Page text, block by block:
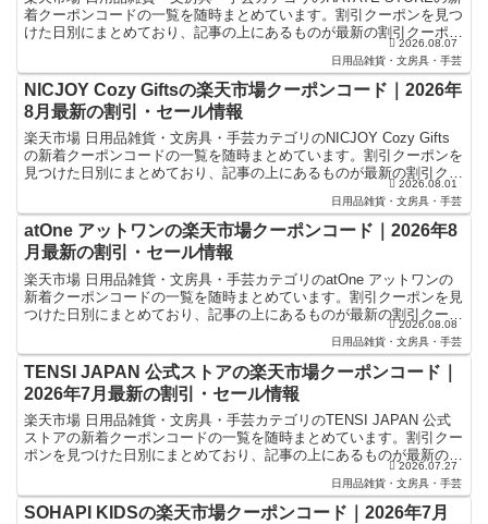
着クーポンコードの一覧を随時まとめています。割引クーポンを見つ
けた日別にまとめており、記事の上にあるものが最新の割引クーポン
2026.08.07
日用品雑貨・文房具・手芸
NICJOY Cozy Giftsの楽天市場クーポンコード｜2026年
8月最新の割引・セール情報
楽天市場 日用品雑貨・文房具・手芸カテゴリのNICJOY Cozy Gifts
の新着クーポンコードの一覧を随時まとめています。割引クーポンを
見つけた日別にまとめており、記事の上にあるものが最新の割引クー
2026.08.01
日用品雑貨・文房具・手芸
atOne アットワンの楽天市場クーポンコード｜2026年8
月最新の割引・セール情報
楽天市場 日用品雑貨・文房具・手芸カテゴリのatOne アットワンの
新着クーポンコードの一覧を随時まとめています。割引クーポンを見
つけた日別にまとめており、記事の上にあるものが最新の割引クーポ
2026.08.08
日用品雑貨・文房具・手芸
TENSI JAPAN 公式ストアの楽天市場クーポンコード｜
2026年7月最新の割引・セール情報
楽天市場 日用品雑貨・文房具・手芸カテゴリのTENSI JAPAN 公式
ストアの新着クーポンコードの一覧を随時まとめています。割引クー
ポンを見つけた日別にまとめており、記事の上にあるものが最新の割
2026.07.27
日用品雑貨・文房具・手芸
SOHAPI KIDSの楽天市場クーポンコード｜2026年7月